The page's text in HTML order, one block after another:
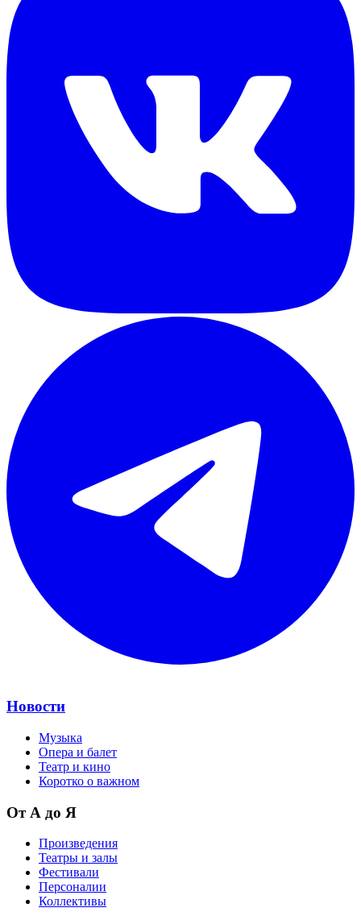
Новости
Музыка
Опера и балет
Театр и кино
Коротко о важном
От А до Я
Произведения
Театры и залы
Фестивали
Персоналии
Коллективы